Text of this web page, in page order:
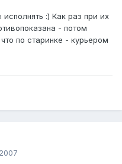
:) Как раз при их
- потом
по старинке - курьером